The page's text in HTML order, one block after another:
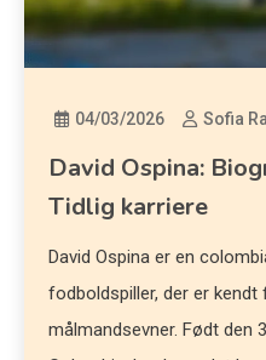
04/03/2026 Sofia
David Ospina:
Tidlig karriere
David Ospina er en
fodboldspiller, der er
målmandsevner. Født den